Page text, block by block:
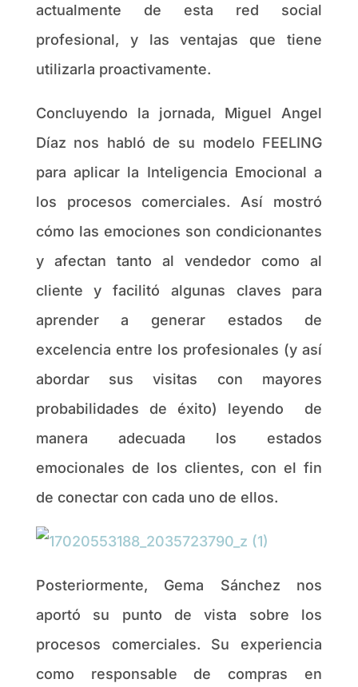
actualmente de esta red social
profesional, y las ventajas que tiene
utilizarla proactivamente.
Concluyendo la jornada, Miguel Angel
Díaz nos habló de su modelo FEELING
para aplicar la Inteligencia Emocional a
los procesos comerciales. Así mostró
cómo las emociones son condicionantes
y afectan tanto al vendedor como al
cliente y facilitó algunas claves para
aprender a generar estados de
excelencia entre los profesionales (y así
abordar sus visitas con mayores
probabilidades de éxito) leyendo de
manera adecuada los estados
emocionales de los clientes, con el fin
de conectar con cada uno de ellos.
Posteriormente, Gema Sánchez nos
aportó su punto de vista sobre los
procesos comerciales. Su experiencia
como responsable de compras en